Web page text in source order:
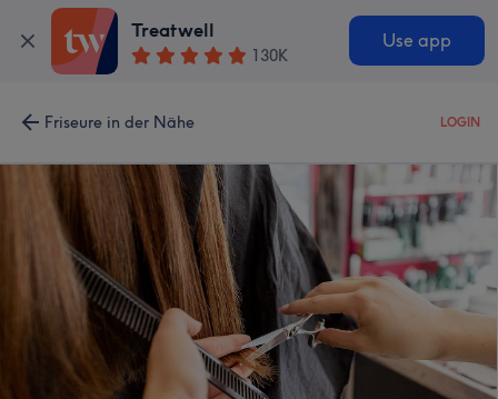
Treatwell
130K
Use app
Friseure in der Nähe LOGIN